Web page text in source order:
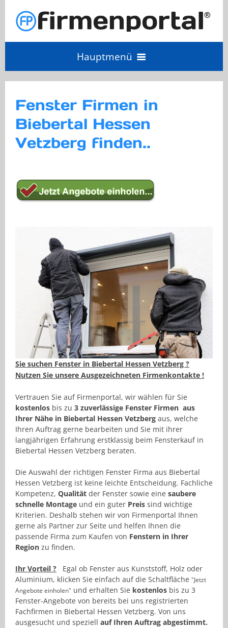
Hauptmenü
Anbieter Login
Fenster Firmen in
Biebertal Hessen
Vetzberg finden..
Sie suchen Fenster in Biebertal Hessen Vetzberg ?
Nutzen Sie unsere Ausgezeichneten Firmenkontakte !
Vertrauen Sie auf Firmenportal, wir wählen für Sie
kostenlos bis zu 3 zuverlässige Fenster Firmen aus
Ihrer Nähe in Biebertal Hessen Vetzberg aus, welche
Ihren Auftrag gerne bearbeiten und Sie mit ihrer
langjährigen Erfahrung erstklassig beim Fensterkauf in
Biebertal Hessen Vetzberg beraten.
Die Auswahl der richtigen Fenster Firma aus Biebertal
Hessen Vetzberg ist keine leichte Entscheidung. Fachliche
Kompetenz, Qualität der Fenster sowie eine saubere
schnelle Montage und ein guter Preis sind wichtige
Kriterien. Deshalb stehen wir von Firmenportal Ihnen
gerne als Partner zur Seite und helfen Ihnen die
passende Firma zum Kaufen von Fenstern in Ihrer
Region zu finden.
Ihr Vorteil ? Egal ob Fenster aus Kunststoff, Holz oder
Aluminium, klicken Sie einfach auf die Schaltfläche "Jetzt
Angebote einholen" und erhalten Sie kostenlos bis zu 3
Fenster-Angebote von bereits bei uns registrierten
Fachfirmen in Biebertal Hessen Vetzberg. Von uns
ausgesucht und speziell auf Ihren Auftrag abgestimmt.